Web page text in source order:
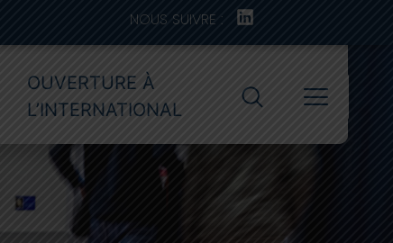
NOUS SUIVRE :
OUVERTURE À
L’INTERNATIONAL